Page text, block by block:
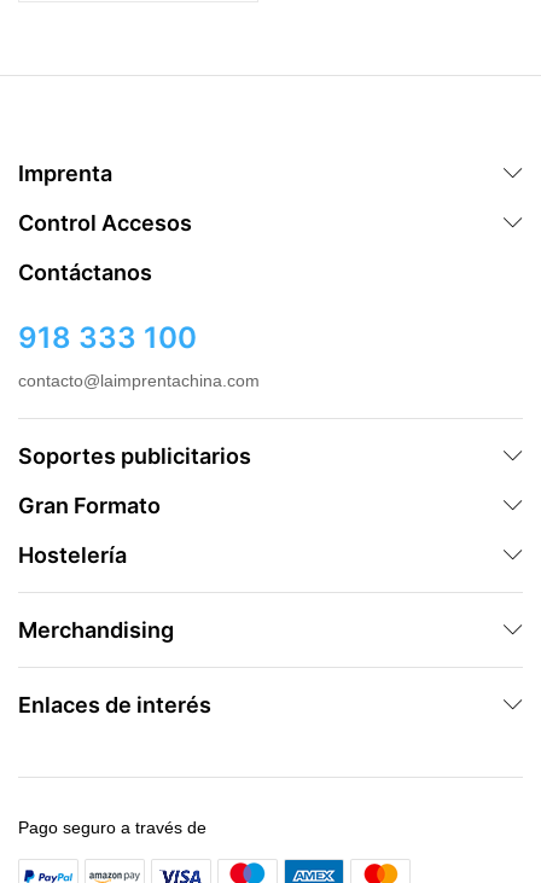
Imprenta
Control Accesos
Contáctanos
918 333 100
contacto@laimprentachina.com
Soportes publicitarios
Gran Formato
Hostelería
Merchandising
Enlaces de interés
Pago seguro a través de